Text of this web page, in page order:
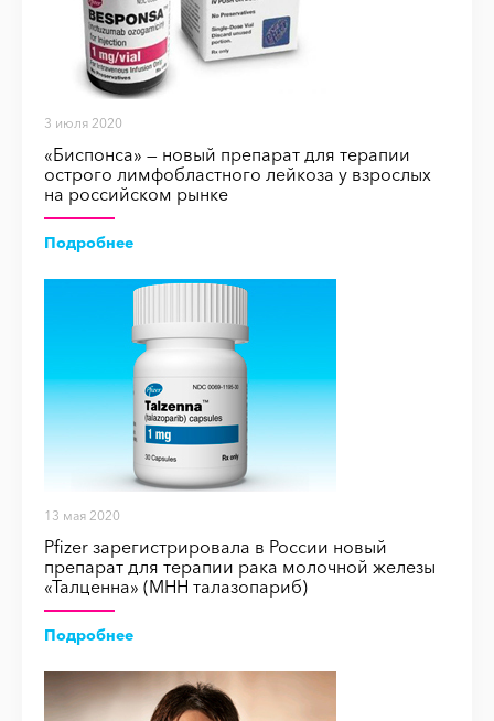
3 июля 2020
«Биспонса» — новый препарат для терапии
острого лимфобластного лейкоза у взрослых
на российском рынке
Подробнее
13 мая 2020
Pfizer зарегистрировала в России новый
препарат для терапии рака молочной железы
«Талценна» (МНН талазопариб)
Подробнее